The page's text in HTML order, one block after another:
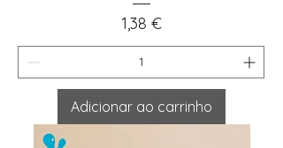
Preço
1,38 €
Adicionar ao carrinho